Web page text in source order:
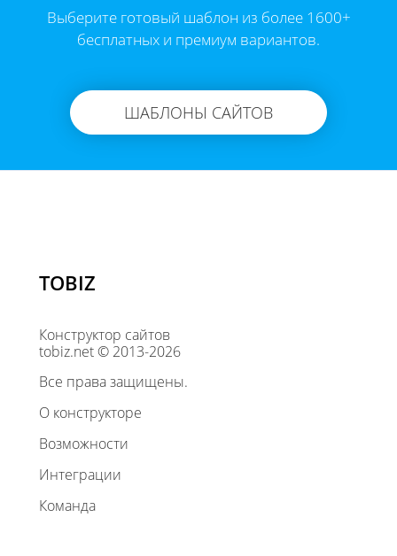
Выберите готовый шаблон из более 1600+
бесплатных и премиум вариантов.
ШАБЛОНЫ САЙТОВ
TOBIZ
Конструктор сайтов
tobiz.net © 2013-2026
Все права защищены.
О конструкторе
Возможности
Интеграции
Команда